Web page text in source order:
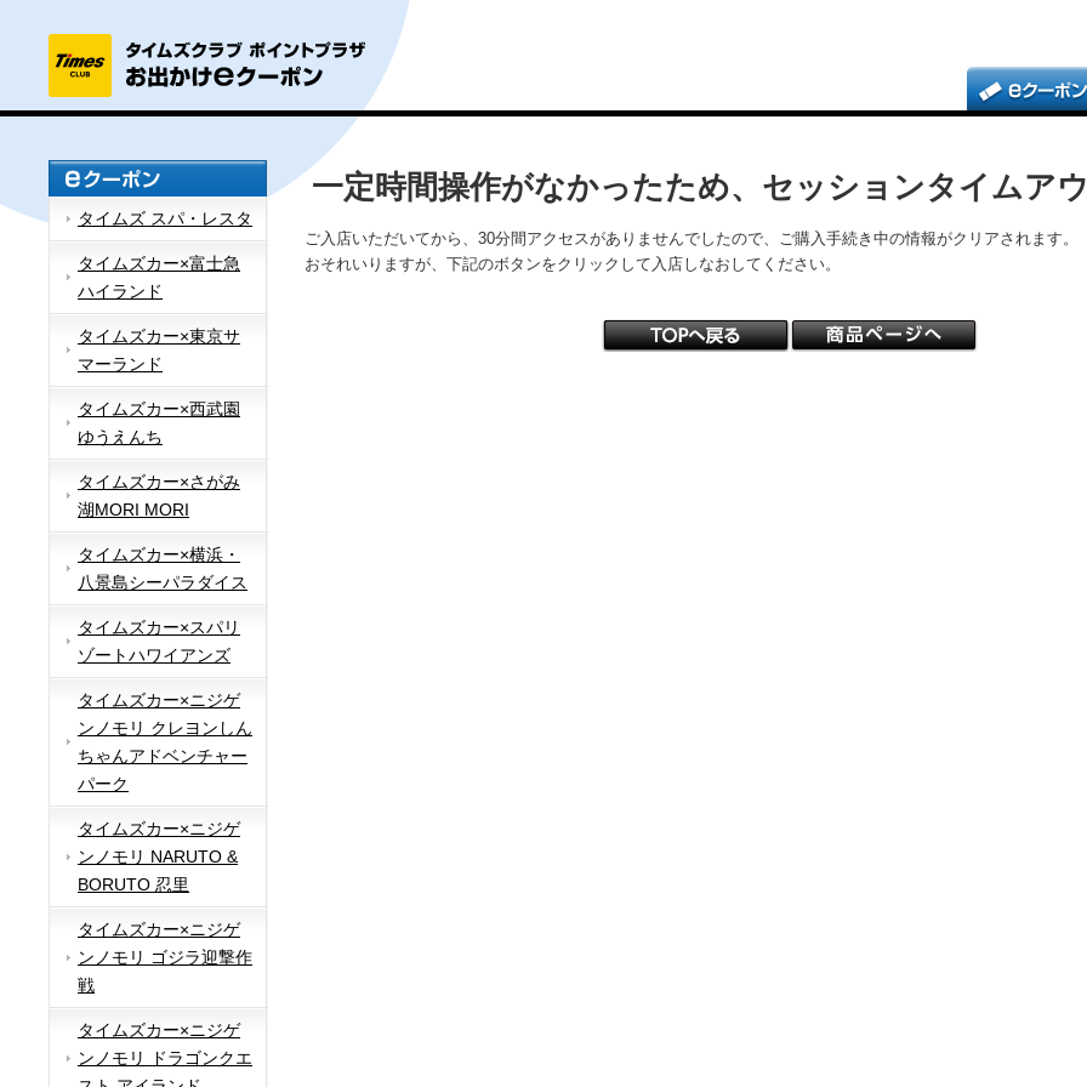
タイムズ スパ・レスタ
タイムズカー×富士急
ハイランド
タイムズカー×東京サ
マーランド
タイムズカー×西武園
ゆうえんち
タイムズカー×さがみ
湖MORI MORI
タイムズカー×横浜・
八景島シーパラダイス
タイムズカー×スパリ
ゾートハワイアンズ
タイムズカー×ニジゲ
ンノモリ クレヨンしん
ちゃんアドベンチャー
パーク
タイムズカー×ニジゲ
ンノモリ NARUTO &
BORUTO 忍里
タイムズカー×ニジゲ
ンノモリ ゴジラ迎撃作
戦
タイムズカー×ニジゲ
ンノモリ ドラゴンクエ
一定時間操作がなかったため、セッションタイムア
ご入店いただいてから、30分間アクセスがありませんでしたので、ご購入手続き中の情報がクリアされます。
おそれいりますが、下記のボタンをクリックして入店しなおしてください。